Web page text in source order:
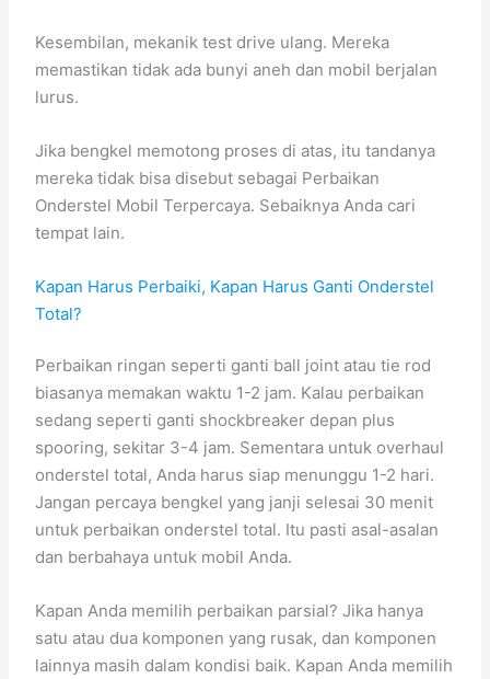
Kesembilan, mekanik test drive ulang. Mereka
memastikan tidak ada bunyi aneh dan mobil berjalan
lurus.
Jika bengkel memotong proses di atas, itu tandanya
mereka tidak bisa disebut sebagai Perbaikan
Onderstel Mobil Terpercaya. Sebaiknya Anda cari
tempat lain.
Kapan Harus Perbaiki, Kapan Harus Ganti Onderstel
Total?
Perbaikan ringan seperti ganti ball joint atau tie rod
biasanya memakan waktu 1-2 jam. Kalau perbaikan
sedang seperti ganti shockbreaker depan plus
spooring, sekitar 3-4 jam. Sementara untuk overhaul
onderstel total, Anda harus siap menunggu 1-2 hari.
Jangan percaya bengkel yang janji selesai 30 menit
untuk perbaikan onderstel total. Itu pasti asal-asalan
dan berbahaya untuk mobil Anda.
Kapan Anda memilih perbaikan parsial? Jika hanya
satu atau dua komponen yang rusak, dan komponen
lainnya masih dalam kondisi baik. Kapan Anda memilih